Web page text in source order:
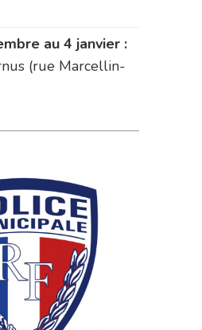
au 4 janvier :
(rue Marcellin-